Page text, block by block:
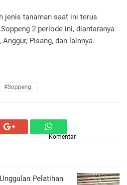
jenis tanaman saat ini terus
2 periode ini, diantaranya
Pisang, dan lainnya.
#Soppeng
Komentar
Pelatihan